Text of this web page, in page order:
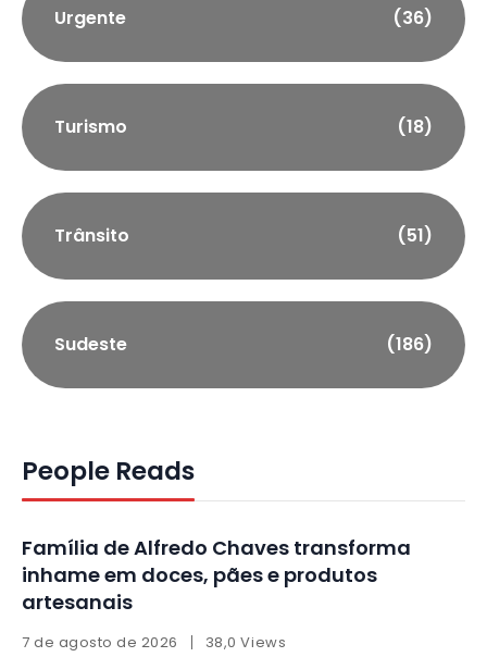
Urgente (36)
Turismo (18)
Trânsito (51)
Sudeste (186)
People Reads
Família de Alfredo Chaves transforma
inhame em doces, pães e produtos
artesanais
7 de agosto de 2026 38,0 Views